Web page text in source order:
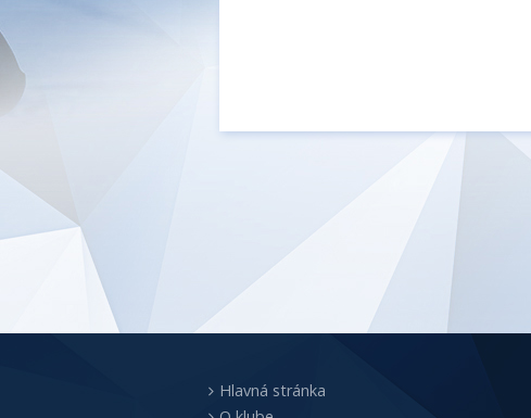
Hlavná stránka